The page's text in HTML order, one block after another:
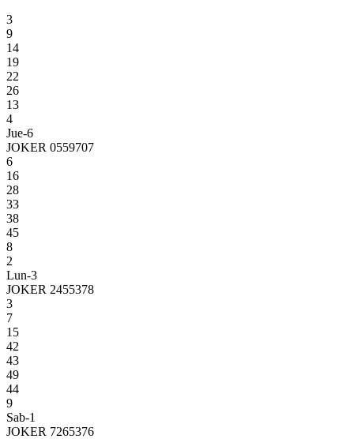
3
9
14
19
22
26
13
4
Jue-6
JOKER 0559707
6
16
28
33
38
45
8
2
Lun-3
JOKER 2455378
3
7
15
42
43
49
44
9
Sab-1
JOKER 7265376